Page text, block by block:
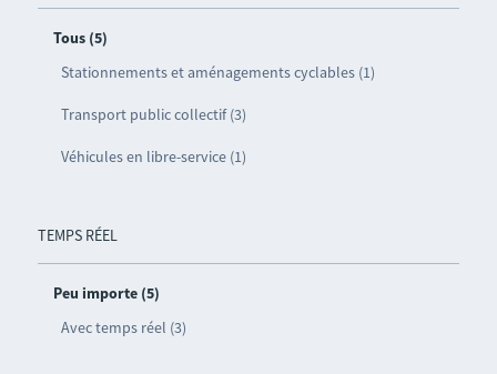
Tous (5)
Stationnements et aménagements cyclables (1)
Transport public collectif (3)
Véhicules en libre-service (1)
TEMPS RÉEL
Peu importe (5)
Avec temps réel (3)